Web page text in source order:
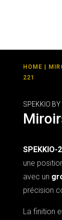
HOME
221
SPEKKIO BY
SPEKKIO-
une
avec un
précision
La finition